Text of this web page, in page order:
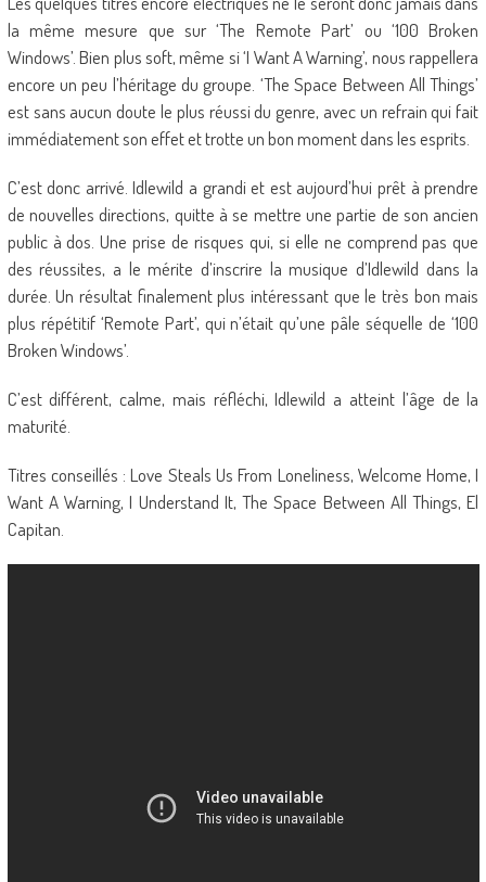
la même mesure que sur ‘The Remote Part’ ou ‘100 Broken
Windows’. Bien plus soft, même si ‘I Want A Warning’, nous rappellera
encore un peu l’héritage du groupe. ‘The Space Between All Things’
est sans aucun doute le plus réussi du genre, avec un refrain qui fait
immédiatement son effet et trotte un bon moment dans les esprits.
C’est donc arrivé. Idlewild a grandi et est aujourd’hui prêt à prendre
de nouvelles directions, quitte à se mettre une partie de son ancien
public à dos. Une prise de risques qui, si elle ne comprend pas que
des réussites, a le mérite d’inscrire la musique d’Idlewild dans la
durée. Un résultat finalement plus intéressant que le très bon mais
plus répétitif ‘Remote Part’, qui n’était qu’une pâle séquelle de ‘100
Broken Windows’.
C’est différent, calme, mais réfléchi, Idlewild a atteint l’âge de la
maturité.
Titres conseillés : Love Steals Us From Loneliness, Welcome Home, I
Want A Warning, I Understand It, The Space Between All Things, El
Capitan.